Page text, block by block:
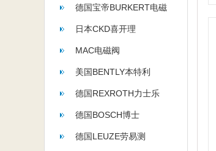
德国宝帝BURKERT电磁
阀
日本CKD喜开理
MAC电磁阀
美国BENTLY本特利
德国REXROTH力士乐
德国BOSCH博士
德国LEUZE劳易测